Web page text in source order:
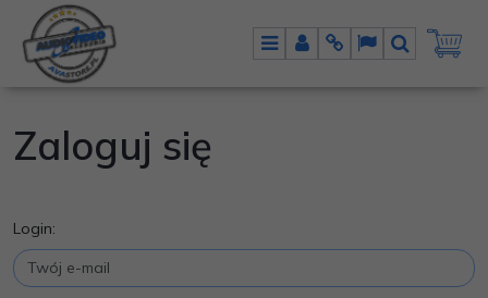
MenuPanel
InfoLangSzukaj
Zaloguj się
Login: